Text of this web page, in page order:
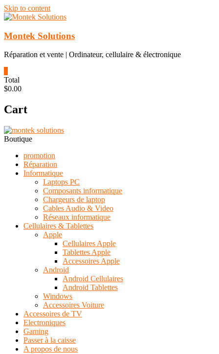
Skip to content
Montek Solutions
Réparation et vente | Ordinateur, cellulaire & électronique
Total
$0.00
Cart
Boutique
promotion
Réparation
Informatique
Laptops PC
Composants informatique
Chargeurs de laptop
Cables Audio & Video
Réseaux informatique
Cellulaires & Tablettes
Apple
Cellulaires Apple
Tablettes Apple
Accessoires Apple
Android
Android Cellulaires
Android Tablettes
Windows
Accessoires Voiture
Accessoires de TV
Electroniques
Gaming
Passer à la caisse
A propos de nous